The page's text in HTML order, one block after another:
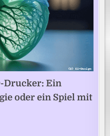
Drucker: Ein
oder ein Spiel mit